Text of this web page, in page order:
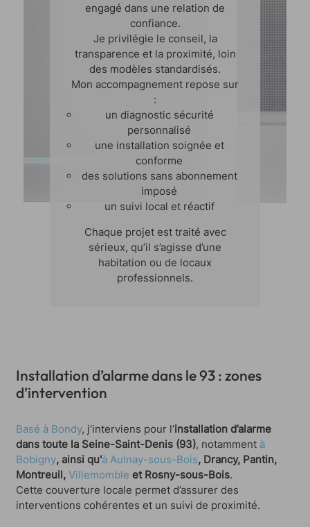
engagé dans une relation de
confiance.
Je privilégie le conseil, la
transparence et la proximité, loin
des modèles standardisés.
Mon accompagnement repose sur
:
un diagnostic sécurité
personnalisé
une installation soignée et
conforme
des solutions sans abonnement
imposé
un suivi local et réactif
Chaque projet est traité avec
sérieux, qu’il s’agisse d’une
habitation ou de locaux
professionnels.
Installation d’alarme dans le 93 : zones
d’intervention
Basé à Bondy, j’interviens pour l’installation d’alarme
dans toute la Seine-Saint-Denis (93), notamment à
Bobigny, ainsi qu'à Aulnay-sous-Bois, Drancy, Pantin,
Montreuil, Villemomble et Rosny-sous-Bois.
Cette couverture locale permet d’assurer des
interventions cohérentes et un suivi de proximité.